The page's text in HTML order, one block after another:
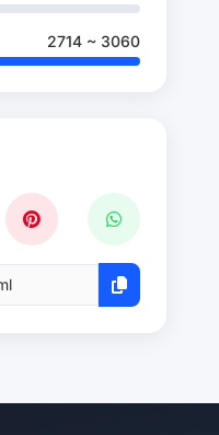
2714 ~ 3060